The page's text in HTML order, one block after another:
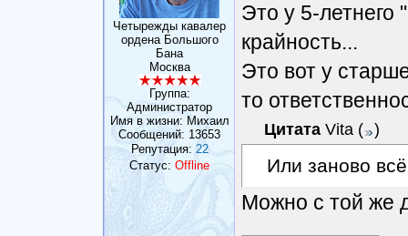
Четырежды кавалер
ордена Большого
Бана
Москва
Группа:
Администратор
Имя в жизни: Михаил
Сообщений: 13653
Репутация: 22
Статус: Offline
Это у 5-летнего
крайность...
Это вот у
то
Цитата Vita ( )
Или заново
Можно с той же